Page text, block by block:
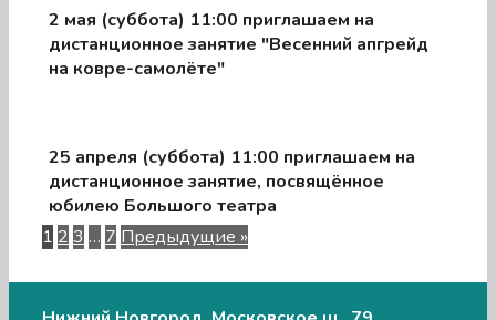
2 мая (суббота) 11:00 приглашаем на
дистанционное занятие "Весенний апгрейд
на ковре-самолёте"
25 апреля (суббота) 11:00 приглашаем на
дистанционное занятие, посвящённое
юбилею Большого театра
1 2 3 … 7 Предыдущие »